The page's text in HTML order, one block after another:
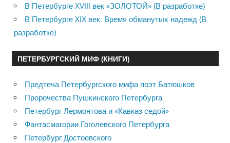
В Петербурге XVIII век «ЗОЛОТОЙ» (В разработке)
В Петербурге XIX век. Время обманутых надежд (В
разработке)
ПЕТЕРБУРГСКИЙ МИФ (КНИГИ)
Предтеча Петербургского мифа поэт Батюшков
Пророчества Пушкинского Петербурга
Петербург Лермонтова и «Кавказ седой»
Фантасмагории Гоголевского Петербурга
Петербург Достоевского